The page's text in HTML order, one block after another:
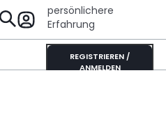
persönlichere
Erfahrung
REGISTRIEREN /
ANMELDEN